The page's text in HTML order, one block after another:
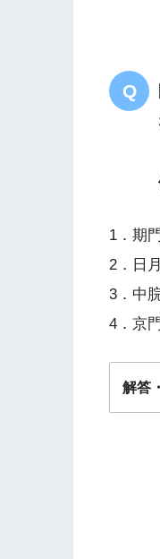
1．期
2．日
3．中
4．京
解答